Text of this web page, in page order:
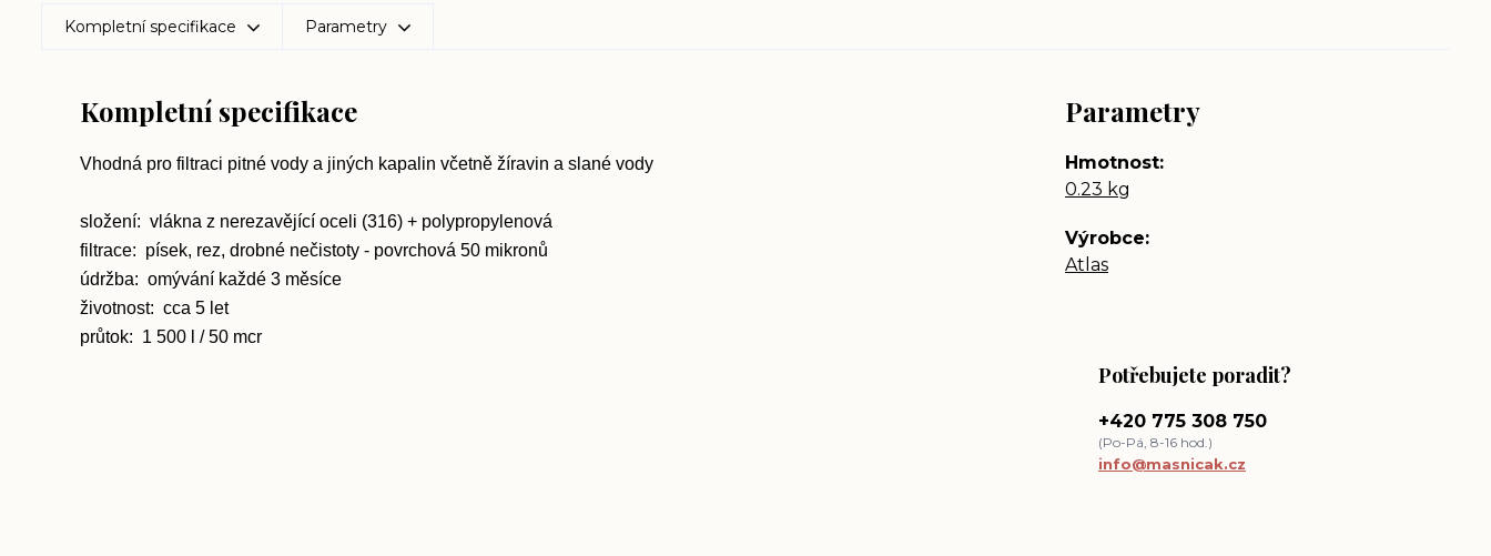
Kompletní specifikace Parametry
Kompletní specifikace
Vhodná pro filtraci pitné vody a jiných kapalin včetně žíravin a slané vody
složení: vlákna z nerezavějící oceli (316) + polypropylenová
filtrace: písek, rez, drobné nečistoty - povrchová 50 mikronů
údržba: omývání každé 3 měsíce
životnost: cca 5 let
průtok: 1 500 l / 50 mcr
Parametry
Hmotnost
0.23 kg
Výrobce
Atlas
Potřebujete poradit?
+420 775 308 750
(Po-Pá, 8-16 hod.)
info@masnicak.cz